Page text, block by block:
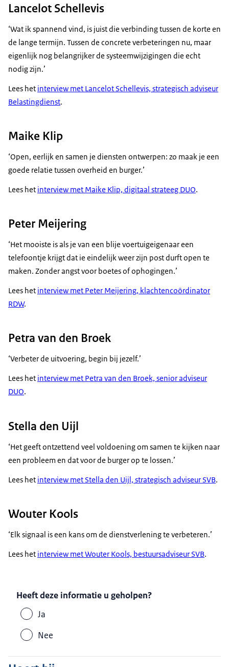
Lancelot Schellevis
‘Wat ik spannend vind, is juist die verbinding tussen de korte en
de lange termijn. Tussen de concrete verbeteringen nu, maar
eigenlijk nog belangrijker de systeemwijzigingen die echt
nodig zijn.’
Lees het interview met Lancelot Schellevis, strategisch adviseur
Belastingdienst.
Maike Klip
‘Open, eerlijk en samen je diensten ontwerpen: zo maak je een
goede relatie tussen overheid en burger.’
Lees het interview met Maike Klip, digitaal strateeg DUO.
Peter Meijering
‘Het mooiste is als je van een blije voertuigeigenaar een
telefoontje krijgt dat ie eindelijk weer zijn post durft open te
maken. Zonder angst voor boetes of ophogingen.’
Lees het interview met Peter Meijering, klachtencoördinator
RDW.
Petra van den Broek
‘Verbeter de uitvoering, begin bij jezelf.’
Lees het interview met Petra van den Broek, senior adviseur
DUO.
Stella den Uijl
‘Het geeft ontzettend veel voldoening om samen te kijken naar
een probleem en dat voor de burger op te lossen.’
Lees het interview met Stella den Uijl, strategisch adviseur SVB.
Wouter Kools
‘Elk signaal is een kans om de dienstverlening te verbeteren.’
Lees het interview met Wouter Kools, bestuursadviseur SVB.
Heeft deze informatie u geholpen?
Ja
Nee